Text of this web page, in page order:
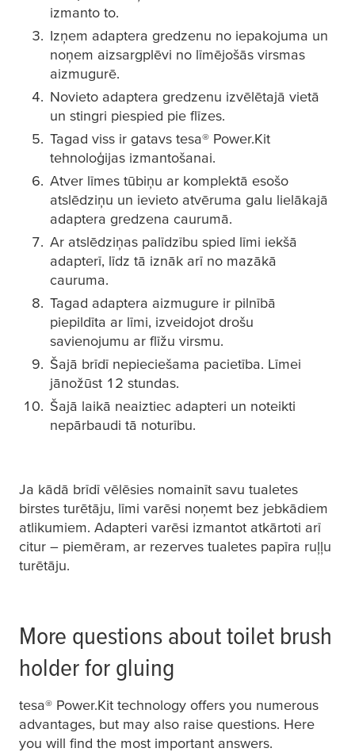
izmanto to.
Izņem adaptera gredzenu no iepakojuma un
noņem aizsargplēvi no līmējošās virsmas
aizmugurē.
Novieto adaptera gredzenu izvēlētajā vietā
un stingri piespied pie flīzes.
Tagad viss ir gatavs tesa® Power.Kit
tehnoloģijas izmantošanai.
Atver līmes tūbiņu ar komplektā esošo
atslēdziņu un ievieto atvēruma galu lielākajā
adaptera gredzena caurumā.
Ar atslēdziņas palīdzību spied līmi iekšā
adapterī, līdz tā iznāk arī no mazākā
cauruma.
Tagad adaptera aizmugure ir pilnībā
piepildīta ar līmi, izveidojot drošu
savienojumu ar flīžu virsmu.
Šajā brīdī nepieciešama pacietība. Līmei
jānožūst 12 stundas.
Šajā laikā neaiztiec adapteri un noteikti
nepārbaudi tā noturību.
Ja kādā brīdī vēlēsies nomainīt savu tualetes
birstes turētāju, līmi varēsi noņemt bez jebkādiem
atlikumiem. Adapteri varēsi izmantot atkārtoti arī
citur – piemēram, ar rezerves tualetes papīra ruļļu
turētāju.
More questions about toilet brush
holder for gluing
tesa® Power.Kit technology offers you numerous
advantages, but may also raise questions. Here
you will find the most important answers.